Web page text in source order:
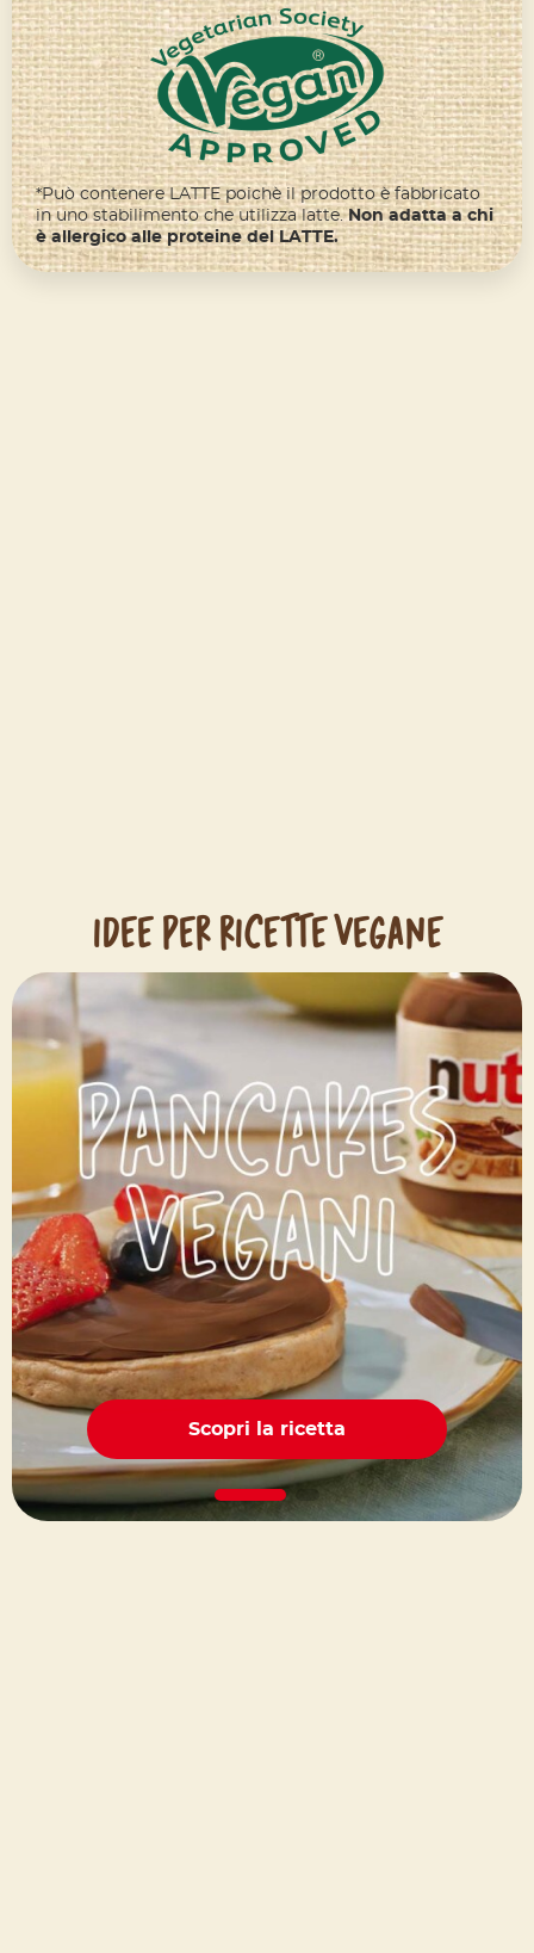
*Può contenere LATTE poichè il prodotto è fabbricato
in uno stabilimento che utilizza latte.Non adatta a chi
è allergico alle proteine del LATTE.
IDEE PER RICETTE VEGANE
Scopri la ricetta